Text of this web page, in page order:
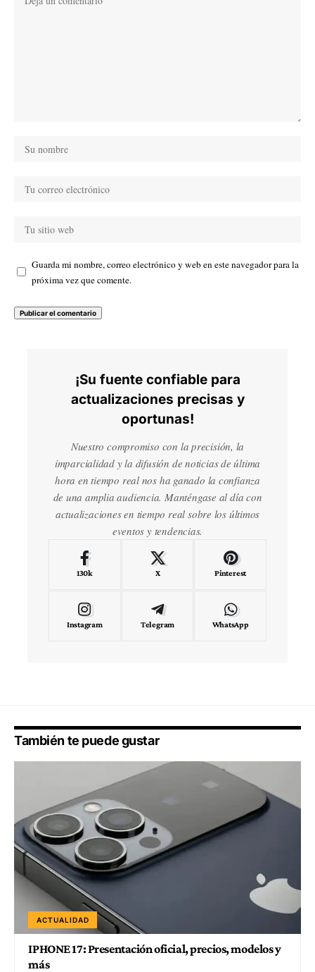
Guarda mi nombre, correo electrónico y web en este navegador para la
próxima vez que comente.
¡Su fuente confiable para
actualizaciones precisas y
oportunas!
Nuestro compromiso con la precisión, la
imparcialidad y la difusión de noticias de última
hora en tiempo real nos ha ganado la confianza
de una amplia audiencia. Manténgase al día con
actualizaciones en tiempo real sobre los últimos
eventos y tendencias.
130k X Pinterest
Instagram Telegram WhatsApp
También te puede gustar
ACTUALIDAD
IPHONE 17: Presentación oficial, precios, modelos y
más